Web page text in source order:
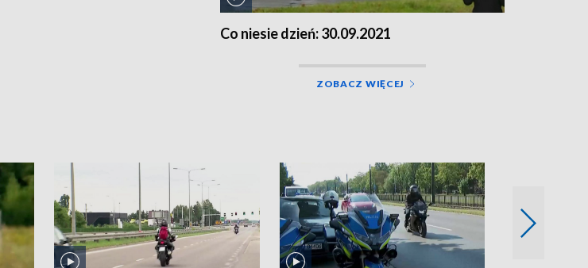
Co niesie dzień: 30.09.2021
ZOBACZ WIĘCEJ